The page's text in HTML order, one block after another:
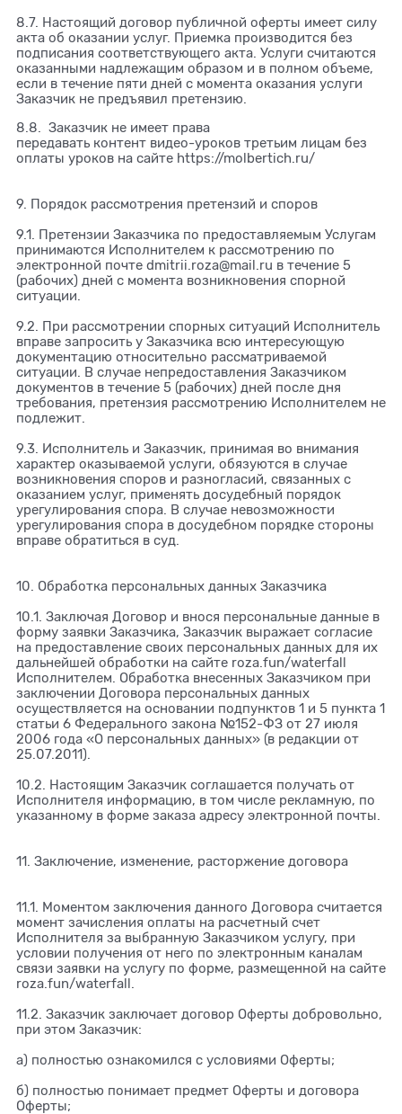
8.7. Настоящий договор публичной оферты имеет силу
акта об оказании услуг. Приемка производится без
подписания соответствующего акта. Услуги считаются
оказанными надлежащим образом и в полном объеме,
если в течение пяти дней с момента оказания услуги
Заказчик не предъявил претензию.
8.8. Заказчик не имеет права
передавать контент видео-уроков третьим лицам без
оплаты уроков на сайте https://molbertich.ru/
9. Порядок рассмотрения претензий и споров
9.1. Претензии Заказчика по предоставляемым Услугам
принимаются Исполнителем к рассмотрению по
электронной почте dmitrii.roza@mail.ru в течение 5
(рабочих) дней с момента возникновения спорной
ситуации.
9.2. При рассмотрении спорных ситуаций Исполнитель
вправе запросить у Заказчика всю интересующую
документацию относительно рассматриваемой
ситуации. В случае непредоставления Заказчиком
документов в течение 5 (рабочих) дней после дня
требования, претензия рассмотрению Исполнителем не
подлежит.
9.3. Исполнитель и Заказчик, принимая во внимания
характер оказываемой услуги, обязуются в случае
возникновения споров и разногласий, связанных с
оказанием услуг, применять досудебный порядок
урегулирования спора. В случае невозможности
урегулирования спора в досудебном порядке стороны
вправе обратиться в суд.
10. Обработка персональных данных Заказчика
10.1. Заключая Договор и внося персональные данные в
форму заявки Заказчика, Заказчик выражает согласие
на предоставление своих персональных данных для их
дальнейшей обработки на сайте roza.fun/waterfall
Исполнителем. Обработка внесенных Заказчиком при
заключении Договора персональных данных
осуществляется на основании подпунктов 1 и 5 пункта 1
статьи 6 Федерального закона №152-ФЗ от 27 июля
2006 года «О персональных данных» (в редакции от
25.07.2011).
10.2. Настоящим Заказчик соглашается получать от
Исполнителя информацию, в том числе рекламную, по
указанному в форме заказа адресу электронной почты.
11. Заключение, изменение, расторжение договора
11.1. Моментом заключения данного Договора считается
момент зачисления оплаты на расчетный счет
Исполнителя за выбранную Заказчиком услугу, при
условии получения от него по электронным каналам
связи заявки на услугу по форме, размещенной на сайте
roza.fun/waterfall.
11.2. Заказчик заключает договор Оферты добровольно,
при этом Заказчик:
а) полностью ознакомился с условиями Оферты;
б) полностью понимает предмет Оферты и договора
Оферты;